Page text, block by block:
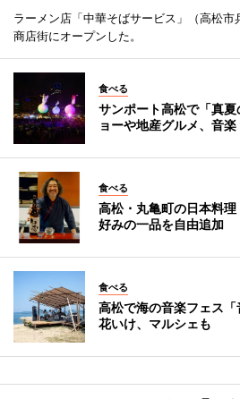
ラーメン店「中華そばサービス」（高松
商店街にオープンした。
食べる
サンポート高松で「真
ョーや地産グルメ、音楽
食べる
高松・丸亀町の日本料
好みの一品を自由追加
食べる
高松で海の音楽フェス
花いけ、マルシェも